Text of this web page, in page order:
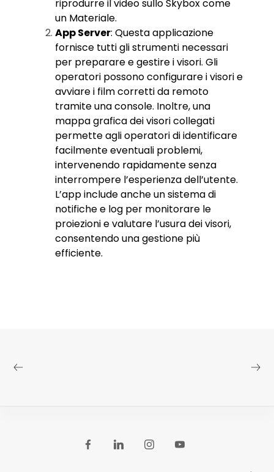
riprodurre il video sullo Skybox come
un Materiale.
App Server: Questa applicazione
fornisce tutti gli strumenti necessari
per preparare e gestire i visori. Gli
operatori possono configurare i visori e
avviare i film corretti da remoto
tramite una console. Inoltre, una
mappa grafica dei visori collegati
permette agli operatori di identificare
facilmente eventuali problemi,
intervenendo rapidamente senza
interrompere l’esperienza dell’utente.
L’app include anche un sistema di
notifiche e log per monitorare le
proiezioni e valutare l’usura dei visori,
consentendo una gestione più
efficiente.